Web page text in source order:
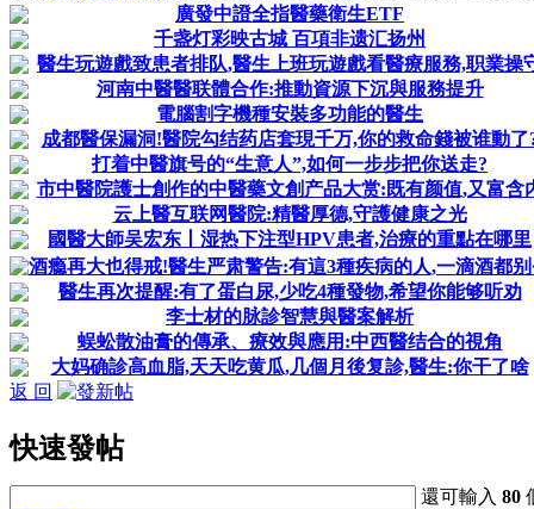
廣發中證全指醫藥衛生ETF
千盏灯彩映古城 百項非遗汇扬州
醫生玩遊戲致患者排队,醫生上班玩遊戲看醫療服務,职業操
河南中醫醫联體合作:推動資源下沉與服務提升
電腦割字機種安裝多功能的醫生
成都醫保漏洞!醫院勾结药店套現千万,你的救命錢被谁動了
打着中醫旗号的“生意人”,如何一步步把你送走?
市中醫院護士創作的中醫藥文創产品大赏:既有颜值,又富含
云上醫互联网醫院:精醫厚德,守護健康之光
國醫大師吴宏东丨湿热下注型HPV患者,治療的重點在哪里
酒瘾再大也得戒!醫生严肃警告:有這3種疾病的人,一滴酒都
醫生再次提醒:有了蛋白尿,少吃4種發物,希望你能够听劝
李士材的脉診智慧與醫案解析
蜈蚣散油膏的傳承、療效與應用:中西醫结合的視角
大妈确診高血脂,天天吃黄瓜,几個月後复診,醫生:你干了啥
返 回
快速發帖
還可輸入80